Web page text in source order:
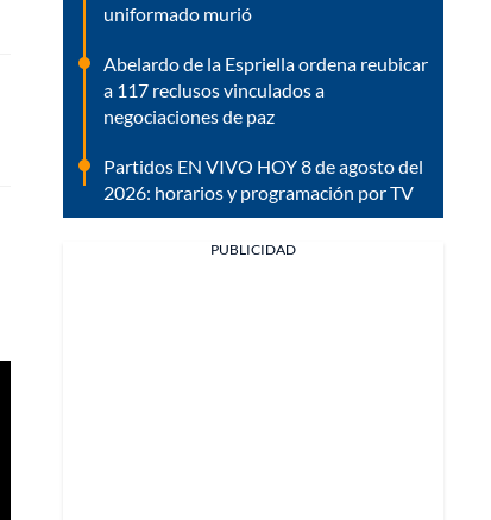
uniformado murió
Abelardo de la Espriella ordena reubicar
a 117 reclusos vinculados a
negociaciones de paz
Partidos EN VIVO HOY 8 de agosto del
2026: horarios y programación por TV
PUBLICIDAD